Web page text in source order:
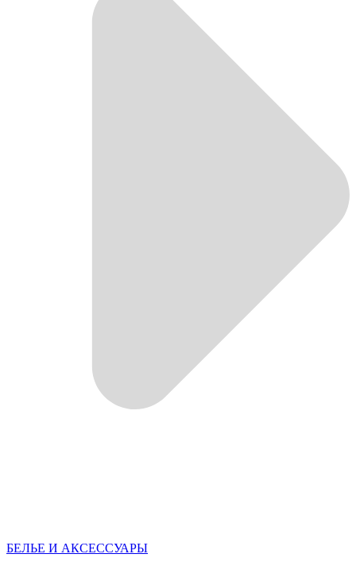
БЕЛЬЕ И АКСЕССУАРЫ